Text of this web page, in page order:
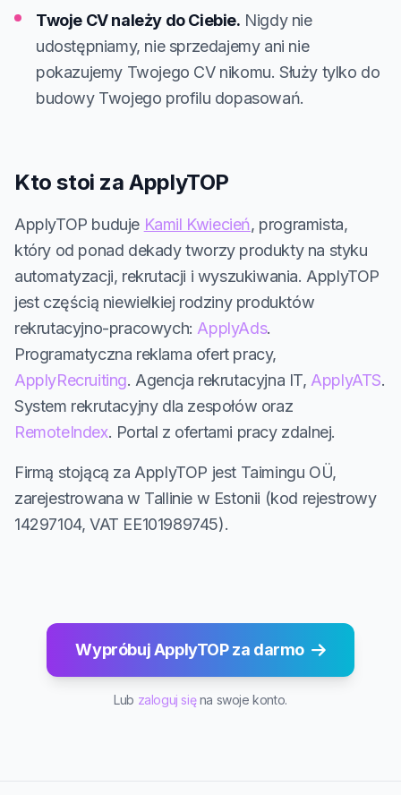
Twoje CV należy do Ciebie. Nigdy nie
udostępniamy, nie sprzedajemy ani nie
pokazujemy Twojego CV nikomu. Służy tylko do
budowy Twojego profilu dopasowań.
Kto stoi za ApplyTOP
ApplyTOP buduje Kamil Kwiecień, programista,
który od ponad dekady tworzy produkty na styku
automatyzacji, rekrutacji i wyszukiwania. ApplyTOP
jest częścią niewielkiej rodziny produktów
rekrutacyjno-pracowych: ApplyAds.
Programatyczna reklama ofert pracy,
ApplyRecruiting. Agencja rekrutacyjna IT, ApplyATS.
System rekrutacyjny dla zespołów oraz
RemoteIndex. Portal z ofertami pracy zdalnej.
Firmą stojącą za ApplyTOP jest Taimingu OÜ,
zarejestrowana w Tallinie w Estonii (kod rejestrowy
14297104, VAT EE101989745).
Wypróbuj ApplyTOP za darmo
Lub zaloguj sięna swoje konto.